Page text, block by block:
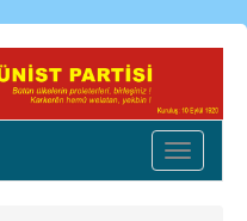
Toggle